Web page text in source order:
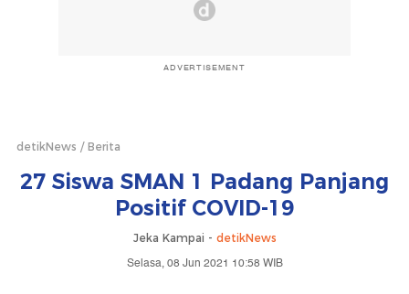
ADVERTISEMENT
detikNews Berita
27 Siswa SMAN 1 Padang Panjang
Positif COVID-19
Jeka Kampai - detikNews
Selasa, 08 Jun 2021 10:58 WIB